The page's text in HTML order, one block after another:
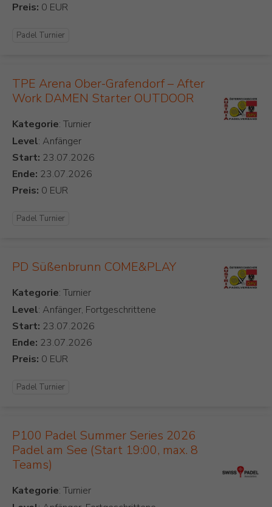
Preis:
Padel Turnier
TPE Arena Ober-Grafendorf – After
Work DAMEN Starter OUTDOOR
Kategorie
Level: Anfänger
Start:
Ende:
Preis:
Padel Turnier
PD Süßenbrunn COME&PLAY
Kategorie
Level: Anfänger, Fortgeschrittene
Start:
Ende:
Preis:
Padel Turnier
P100 Padel Summer Series 2026
Padel am See (Start 19:00, max. 8
Teams)
Kategorie